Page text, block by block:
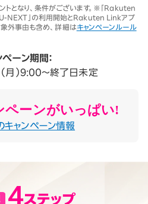
トとなり、条件がございます。※「Rakuten
NEXT」の利用開始とRakuten Linkアプ
外事由も含め、詳細はキャンペーンルール
ペーン期間：
月）9:00～終了日未定
ペーンがいっぱい!
キャンペーン情報
約の場合、2025年11月19日より1回
開通翌々月に確定）。「累計」とは、楽
始した2020年4月8日以降に契約され
も含む）の合計数を指します。